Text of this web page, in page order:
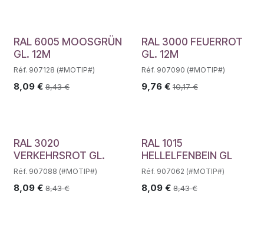
RAL 6005 MOOSGRÜN
GL. 12M
Réf. 907128 (#MOTIP#)
8,09 € 8,43€
RAL 3000 FEUERROT
GL. 12M
Réf. 907090 (#MOTIP#)
9,76€ 10,17€
RAL 3020
VERKEHRSROT GL.
Réf. 907088 (#MOTIP#)
8,09 € 8,43€
RAL 1015
HELLELFENBEIN GL
Réf. 907062 (#MOTIP#)
8,09€ 8,43€